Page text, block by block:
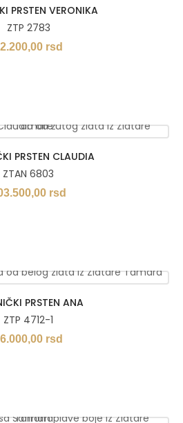
PRSTEN VERONIKA
ZTP 2783
rsd
PRSTEN CLAUDIA
ZTAN 6803
rsd
PRSTEN ANA
ZTP 4712-1
rsd